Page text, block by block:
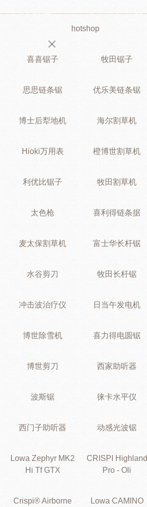
hotshop
喜喜锯子 牧田锯子
思思链条锯 优乐美链条锯
博士后犁地机 海尔割草机
Hioki万用表 橙博世割草机
利优比锯子 牧田割草机
太色枪 喜利得链条据
麦太保割草机 富士华长杆锯
水谷剪刀 牧田长杆锯
冲击波治疗仪 日当午发电机
博世除雪机 喜力得电圆锯
博世剪刀 西家助听器
波斯锯 徕卡水平仪
西门子助听器 动感光波锯
Lowa Zephyr MK2
Hi Tf GTX
CRISPI Highland
Pro - Oli
Crispi® Airborne
Lowa CAMINO